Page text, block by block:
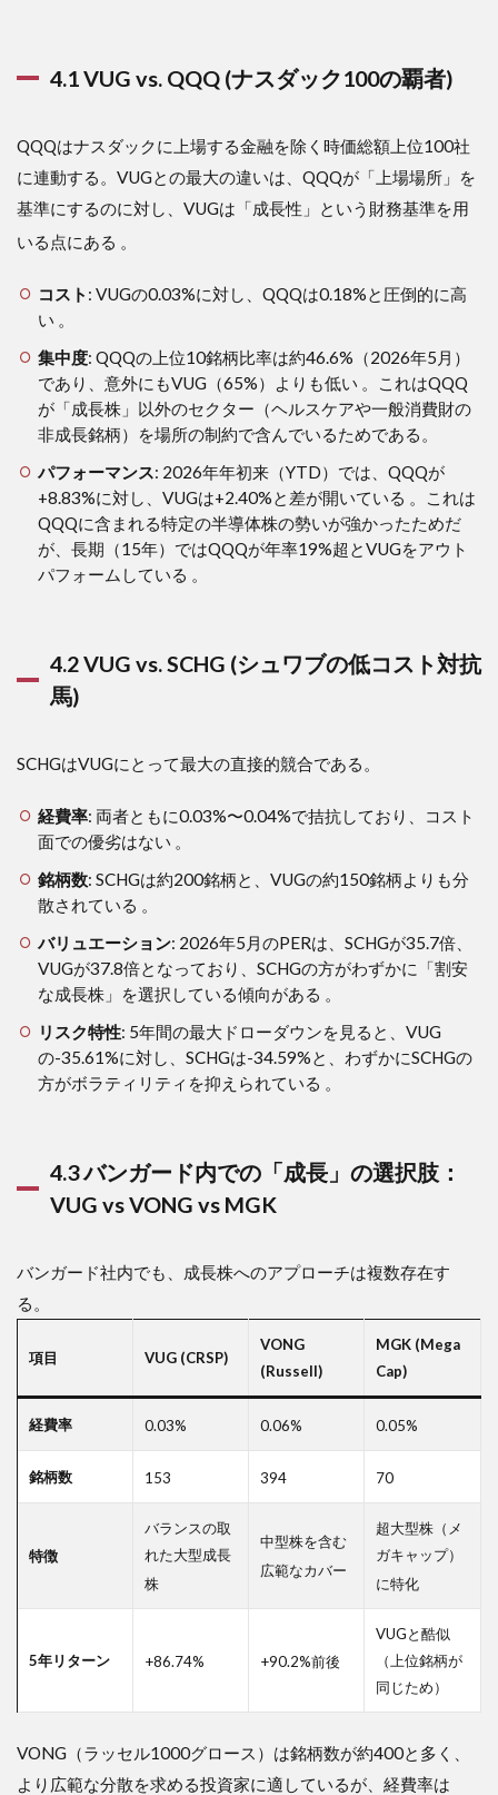
4.1 VUG vs. QQQ (ナスダック100の覇者)
QQQはナスダックに上場する金融を除く時価総額上位100社
に連動する。VUGとの最大の違いは、QQQが「上場場所」を
基準にするのに対し、VUGは「成長性」という財務基準を用
いる点にある 。
コスト : VUGの0.03%に対し、QQQは0.18%と圧倒的に高
い 。
集中度: QQQの上位10銘柄比率は約46.6%（2026年5月）
であり、意外にもVUG（65%）よりも低い 。これはQQQ
が「成長株」以外のセクター（ヘルスケアや一般消費財の
非成長銘柄）を場所の制約で含んでいるためである。
パフォーマンス: 2026年年初来（YTD）では、QQQが
+8.83%に対し、VUGは+2.40%と差が開いている 。これは
QQQに含まれる特定の半導体株の勢いが強かったためだ
が、長期（15年）ではQQQが年率19%超とVUGをアウト
パフォームしている 。
4.2 VUG vs. SCHG (シュワブの低コスト対抗
馬)
SCHGはVUGにとって最大の直接的競合である。
経費率: 両者ともに0.03%〜0.04%で拮抗しており、コスト
面での優劣はない 。
銘柄数: SCHGは約200銘柄と、VUGの約150銘柄よりも分
散されている 。
バリュエーション: 2026年5月のPERは、SCHGが35.7倍、
VUGが37.8倍となっており、SCHGの方がわずかに「割安
な成長株」を選択している傾向がある 。
リスク特性: 5年間の最大ドローダウンを見ると、VUG
の-35.61%に対し、SCHGは-34.59%と、わずかにSCHGの
方がボラティリティを抑えられている 。
4.3 バンガード内での「成長」の選択肢：
VUG vs VONG vs MGK
バンガード社内でも、成長株へのアプローチは複数存在す
る。
項目 VUG (CRSP)
VONG
(Russell)
MGK (Mega
Cap)
経費率 0.03% 0.06% 0.05%
銘柄数 153 394 70
特徴
バランスの取
れた大型成長
株
中型株を含む
広範なカバー
超大型株（メ
ガキャップ）
に特化
5年リターン +86.74% +90.2%前後
VUGと酷似
（上位銘柄が
同じため）
VONG（ラッセル1000グロース）は銘柄数が約400と多く、
より広範な分散を求める投資家に適しているが、経費率は